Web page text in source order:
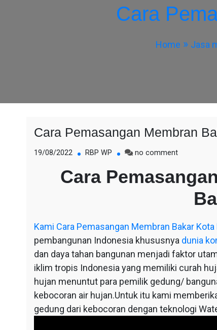
Cara
Home Jasa
Cara Pemasangan Membran
19/08/2022 RBP WP no commenton
Pemasangan
Membran
Bakar
Cara
Kami Cara Pemasangan Membran Bakar Kota
pembangunan Indonesia khususnya dunia
dan daya tahan bangunan menjadi faktor
iklim tropis Indonesia yang memiliki curah
hujan menuntut para pemilik gedung/
kebocoran air hujan.Untuk itu kami
gedung dari kebocoran dengan teknologi